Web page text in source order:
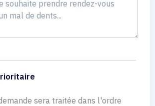
sera traitée dans l'ordre